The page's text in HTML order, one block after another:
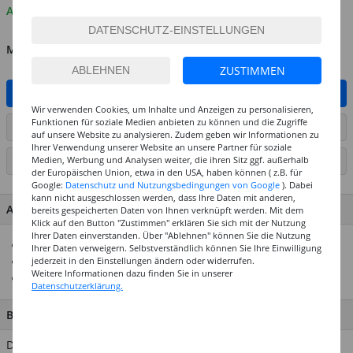
Auf Lager
MENGE
ARTIKEL AUF WUNSCHLISTE SETZEN
SEITE DRUCKEN
ARTIKEL MERKMALE & DETAILS
Etiketten mit goldenem Rahmen
Größe: je ca. 60 x 25 mm
Inhalt: 4 Bogen mit insgesamt 24 Stickern
BESCHREIBUNG
Das Office Sticker Sortiment von Rico Design macht den
ZUSTIMMEN
Wir verwenden Cookies, um Inhalte und Anzeigen zu personalisieren,
Funktionen für soziale Medien anbieten zu können und die Zugriffe
auf unsere Website zu analysieren. Zudem geben wir Informationen zu
Ihrer Verwendung unserer Website an unsere Partner für soziale
Medien, Werbung und Analysen weiter, die ihren Sitz ggf. außerhalb
der Europäischen Union, etwa in den USA, haben können ( z.B. für
Google: Datenschutz und Nutzungsbedingungen von Google ). Dabei
kann nicht ausgeschlossen werden, dass Ihre Daten mit anderen,
bereits gespeicherten Daten von Ihnen verknüpft werden. Mit dem
Klick auf den Button "Zustimmen" erklären Sie sich mit der Nutzung
Ihrer Daten einverstanden. Über "Ablehnen" können Sie die Nutzung
Ihrer Daten verweigern. Selbstverständlich können Sie Ihre Einwilligung
jederzeit in den Einstellungen ändern oder widerrufen.
Weitere Informationen dazu finden Sie in unserer
Datenschutzerklärung.